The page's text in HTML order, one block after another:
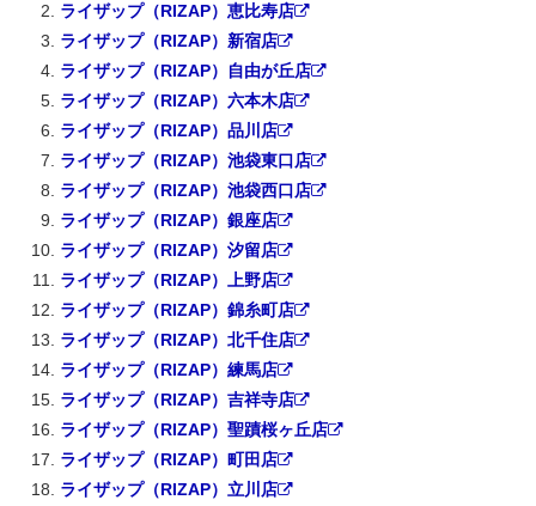
ライザップ（RIZAP）恵比寿店
ライザップ（RIZAP）新宿店
ライザップ（RIZAP）自由が丘店
ライザップ（RIZAP）六本木店
ライザップ（RIZAP）品川店
ライザップ（RIZAP）池袋東口店
ライザップ（RIZAP）池袋西口店
ライザップ（RIZAP）銀座店
ライザップ（RIZAP）汐留店
ライザップ（RIZAP）上野店
ライザップ（RIZAP）錦糸町店
ライザップ（RIZAP）北千住店
ライザップ（RIZAP）練馬店
ライザップ（RIZAP）吉祥寺店
ライザップ（RIZAP）聖蹟桜ヶ丘店
ライザップ（RIZAP）町田店
ライザップ（RIZAP）立川店